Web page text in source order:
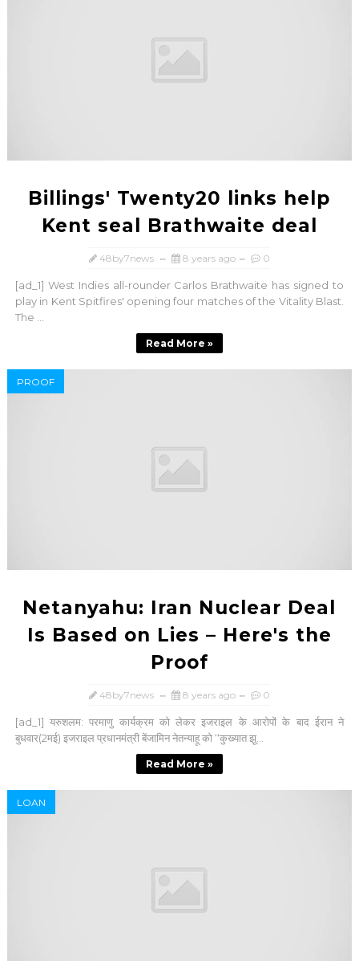
Billings' Twenty20 links help
Kent seal Brathwaite deal
48by7news 8 years ago 0
[ad_1] West Indies all-rounder Carlos Brathwaite has signed to
play in Kent Spitfires' opening four matches of the Vitality Blast.
The ...
Read More »
PROOF
Netanyahu: Iran Nuclear Deal
Is Based on Lies – Here's the
Proof
48by7news 8 years ago 0
[ad_1] यरुशलम: परमाणु कार्यक्रम को लेकर इजराइल के आरोपों के बाद ईरान ने
बुधवार(2मई) इजराइल प्रधानमंत्री बेंजामिन नेतन्याहू को ‘‘कुख्यात झू...
Read More »
LOAN